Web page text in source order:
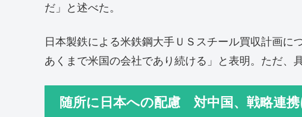
だ」と述べた。
日本製鉄による米鉄鋼大手ＵＳスチール買収計画に
あくまで米国の会社であり続ける」と表明。ただ、
随所に日本への配慮 対中国、戦略連